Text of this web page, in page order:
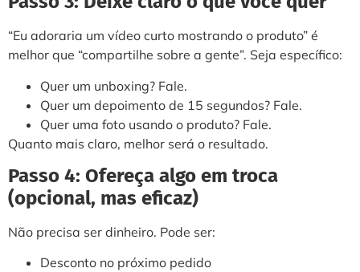
“Eu adoraria um vídeo curto mostrando o produto” é
melhor que “compartilhe sobre a gente”. Seja específico:
Quer um unboxing? Fale.
Quer um depoimento de 15 segundos? Fale.
Quer uma foto usando o produto? Fale.
Quanto mais claro, melhor será o resultado.
Passo 4: Ofereça algo em troca
(opcional, mas eficaz)
Não precisa ser dinheiro. Pode ser:
Desconto no próximo pedido